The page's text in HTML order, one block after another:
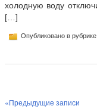
холодную воду
[…]
Опубликовано в рубрике
«Предыдущие записи